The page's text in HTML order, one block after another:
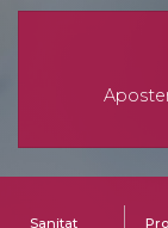
Sanitat